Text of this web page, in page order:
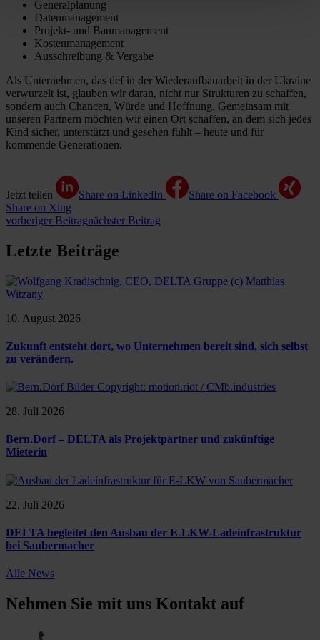
Generalplanung
Datenmanagement
Projekt- und Baumanagement
Kostenmanagement
Ausschreibung & Vergabe
Als Unternehmen, das tief in der Wiederaufbauarbeit in der Ukraine
verwurzelt ist, glauben wir daran, nicht nur Strukturen zu schaffen,
sondern auch Chancen, Würde und Hoffnung. Gemeinsam mit
unseren Partnern möchten wir einen Ort schaffen, an dem sich jedes
Kind sicher, unterstützt und gesehen fühlt – heute und für
kommende Generationen.
Jetzt teilen Share on LinkedIn
Share on Facebook
Share on Xing
vorheriger Beitragnächster Beitrag
Letzte Beiträge
10. August 2026
Zukunft entsteht dort, wo Unternehmen bereit sind, sich selbst
zu verändern.
28. Juli 2026
Bern.Dorf – DELTA als Projektpartner und zukünftige
Mieterin
22. Juli 2026
DELTA begleitet den Ausbau der E-LKW-Ladeinfrastruktur
bei Saubermacher
Alle News
Nehmen Sie mit uns Kontakt auf